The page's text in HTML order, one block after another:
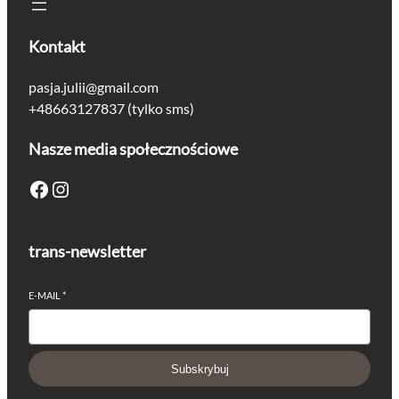
Kontakt
pasja.julii@gmail.com
+48663127837 (tylko sms)
Nasze media społecznościowe
Facebook Instagram
trans-newsletter
E-MAIL *
Subskrybuj